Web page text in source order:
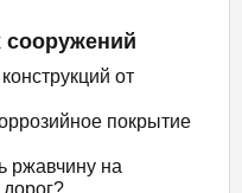
от
покрытие
ржавчину на